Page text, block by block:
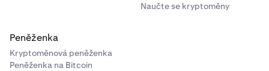
Naučte se kryptoměny
Peněženka
Kryptoměnová peněženka
Peněženka na Bitcoin